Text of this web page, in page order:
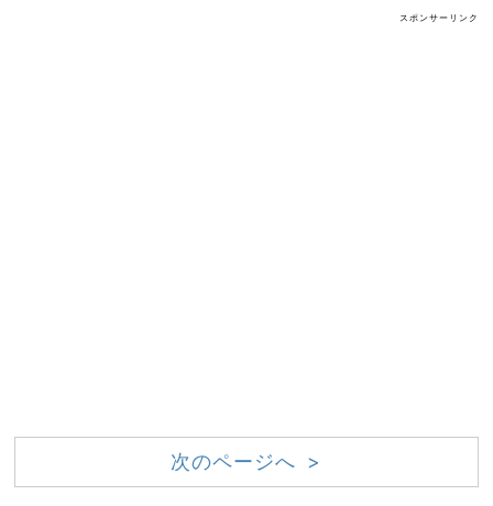
スポンサーリンク
次のページへ >